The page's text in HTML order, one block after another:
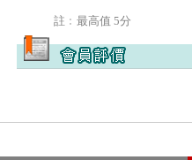
註﹕最高值 5分